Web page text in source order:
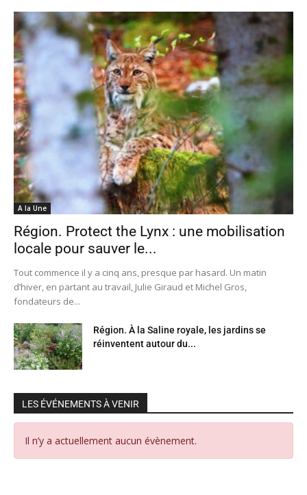
A la Une
Région. Protect the Lynx : une mobilisation
locale pour sauver le...
Tout commence il y a cinq ans, presque par hasard. Un matin
d’hiver, en partant au travail, Julie Giraud et Michel Gros,
fondateurs de...
Région. À la Saline royale, les jardins se
réinventent autour du...
LES ÉVÉNEMENTS À VENIR
Il n’y a actuellement aucun évènement.